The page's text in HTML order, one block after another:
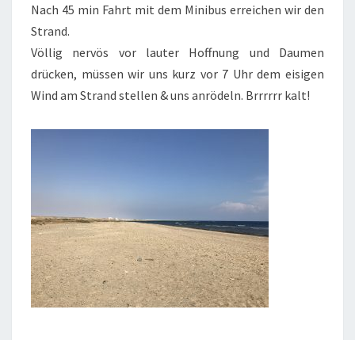
Nach 45 min Fahrt mit dem Minibus erreichen wir den
Strand.
Völlig nervös vor lauter Hoffnung und Daumen
drücken, müssen wir uns kurz vor 7 Uhr dem eisigen
Wind am Strand stellen & uns anrödeln. Brrrrrr kalt!